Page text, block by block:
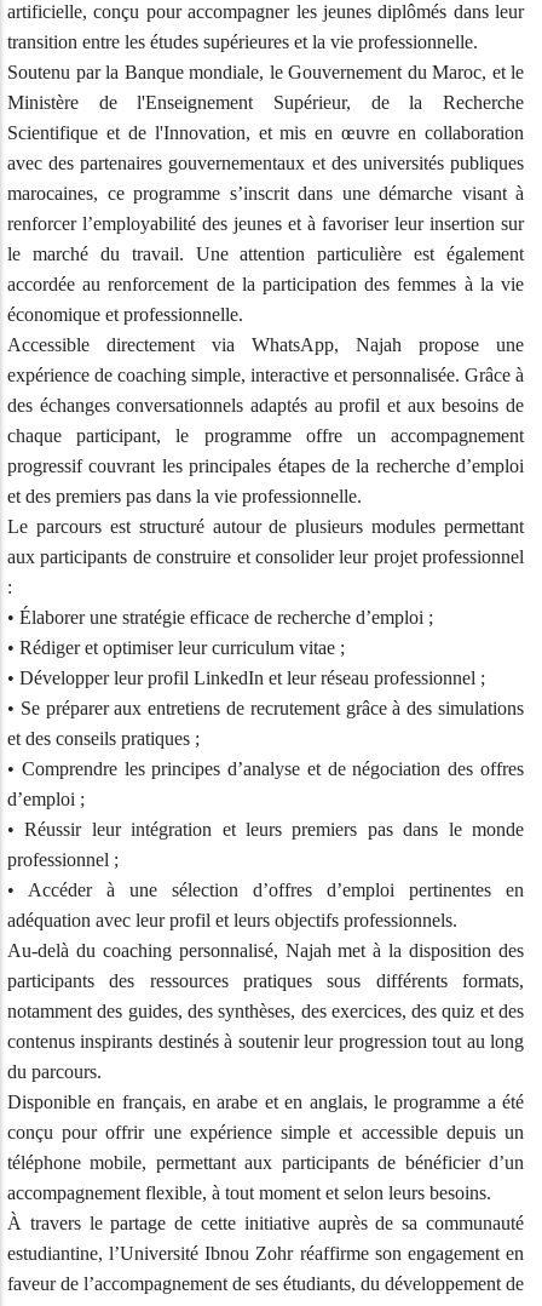
artificielle, conçu pour accompagner les jeunes diplômés dans leur
transition entre les études supérieures et la vie professionnelle.
Soutenu par la Banque mondiale, le Gouvernement du Maroc, et le
Ministère de l'Enseignement Supérieur, de la Recherche
Scientifique et de l'Innovation, et mis en œuvre en collaboration
avec des partenaires gouvernementaux et des universités publiques
marocaines, ce programme s’inscrit dans une démarche visant à
renforcer l’employabilité des jeunes et à favoriser leur insertion sur
le marché du travail. Une attention particulière est également
accordée au renforcement de la participation des femmes à la vie
économique et professionnelle.
Accessible directement via WhatsApp, Najah propose une
expérience de coaching simple, interactive et personnalisée. Grâce à
des échanges conversationnels adaptés au profil et aux besoins de
chaque participant, le programme offre un accompagnement
progressif couvrant les principales étapes de la recherche d’emploi
et des premiers pas dans la vie professionnelle.
Le parcours est structuré autour de plusieurs modules permettant
aux participants de construire et consolider leur projet professionnel
:
• Élaborer une stratégie efficace de recherche d’emploi ;
• Rédiger et optimiser leur curriculum vitae ;
• Développer leur profil LinkedIn et leur réseau professionnel ;
• Se préparer aux entretiens de recrutement grâce à des simulations
et des conseils pratiques ;
• Comprendre les principes d’analyse et de négociation des offres
d’emploi ;
• Réussir leur intégration et leurs premiers pas dans le monde
professionnel ;
• Accéder à une sélection d’offres d’emploi pertinentes en
adéquation avec leur profil et leurs objectifs professionnels.
Au-delà du coaching personnalisé, Najah met à la disposition des
participants des ressources pratiques sous différents formats,
notamment des guides, des synthèses, des exercices, des quiz et des
contenus inspirants destinés à soutenir leur progression tout au long
du parcours.
Disponible en français, en arabe et en anglais, le programme a été
conçu pour offrir une expérience simple et accessible depuis un
téléphone mobile, permettant aux participants de bénéficier d’un
accompagnement flexible, à tout moment et selon leurs besoins.
À travers le partage de cette initiative auprès de sa communauté
estudiantine, l’Université Ibnou Zohr réaffirme son engagement en
faveur de l’accompagnement de ses étudiants, du développement de